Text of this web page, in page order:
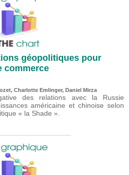
géopolitiques pour
commerce
, Charlotte Emlinger, Daniel Mirza
des relations avec la Russie
américaine et chinoise selon
« la Shade ».